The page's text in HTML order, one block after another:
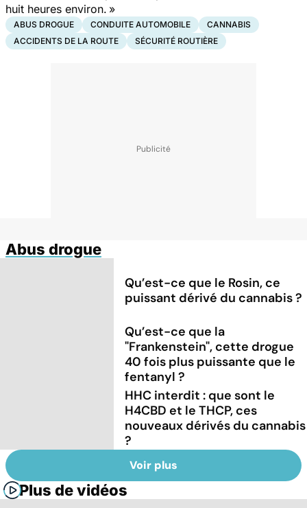
huit heures environ. »
ABUS DROGUE CONDUITE AUTOMOBILE
CANNABIS
ACCIDENTS DE LA ROUTE
SÉCURITÉ ROUTIÈRE
Abus drogue
Qu’est-ce que le Rosin, ce
puissant dérivé du cannabis ?
Qu’est-ce que la
"Frankenstein", cette drogue
40 fois plus puissante que le
fentanyl ?
HHC interdit : que sont le
H4CBD et le THCP, ces
nouveaux dérivés du cannabis
?
Voir plus
Plus de vidéos